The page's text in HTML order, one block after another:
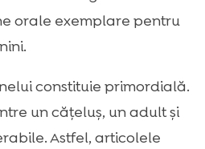
orale exemplare pentru
constituie primordială.
un cățeluș, un adult și
Astfel, articolele